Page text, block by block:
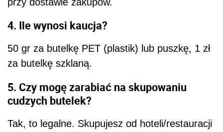
4. Ile wynosi kaucja?
50 gr za butelkę PET (plastik) lub puszkę, 1 zł
za butelkę szklaną.
5. Czy mogę zarabiać na skupowaniu
cudzych butelek?
Tak, to legalne. Skupujesz od hoteli/restauracji